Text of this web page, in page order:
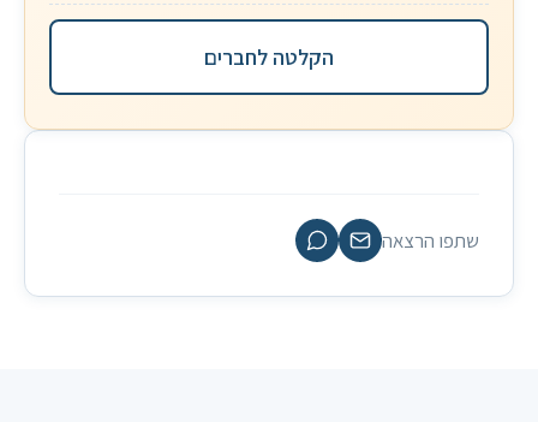
הקלטה לחברים
שתפו הרצאה